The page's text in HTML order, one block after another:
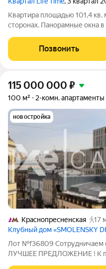
Квартира площадью 101,4
сторонах. Панорамные окна
другие элементы
выглядят особенно
Позвонить
115 000 000 ₽
100 м² 2-комн. апартаменты
новостройка
Краснопресненская
17
Клубный дом «SMOLENSKY
Лот №f36809 Сотрудничаем
ЛУЧШЕЕ ПРЕДЛОЖЕНИЕ ! К